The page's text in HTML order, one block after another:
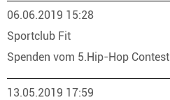
06.06.2019 15:28
Sportclub Fit
Spenden vom 5.Hip-Hop
13.05.2019 17:59